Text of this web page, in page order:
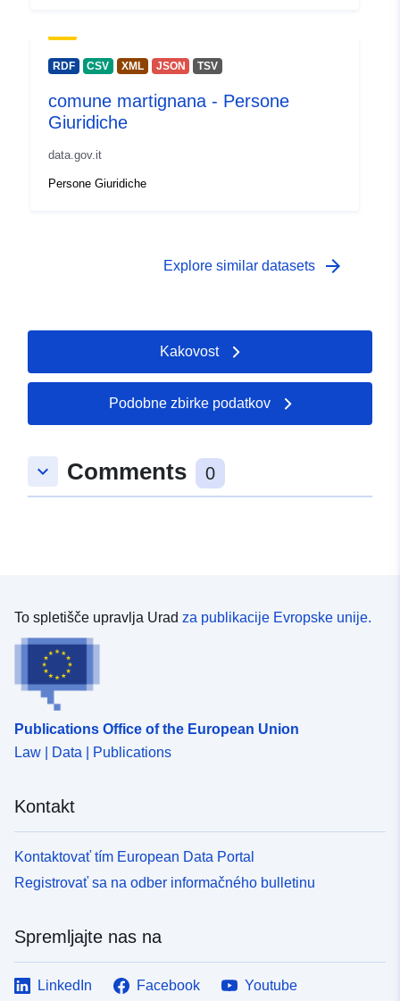
RDF CSV XML JSON TSV
comune martignana - Persone
Giuridiche
data.gov.it
Persone Giuridiche
Explore similar datasets arrow_forward
Kakovost
Podobne zbirke podatkov
keyboard_arrow_down Comments 0
To spletišče upravlja Urad za publikacije Evropske unije.
Publications Office of the European Union
Law | Data | Publications
Kontakt
Kontaktovať tím European Data Portal
Registrovať sa na odber informačného bulletinu
Spremljajte nas na
LinkedIn Facebook
Youtube